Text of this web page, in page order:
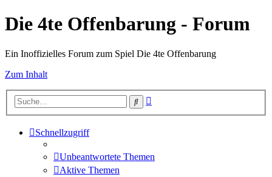
Die 4te Offenbarung - Forum
Ein Inoffizielles Forum zum Spiel Die 4te Offenbarung
Zum Inhalt
Suche
Schnellzugriff
Unbeantwortete Themen
Aktive Themen